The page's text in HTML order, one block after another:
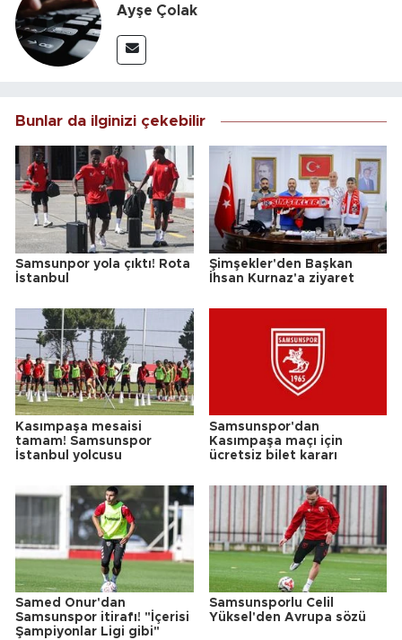
Ayşe Çolak
Bunlar da ilginizi çekebilir
Samsunpor yola çıktı! Rota
İstanbul
Şimşekler'den Başkan
İhsan Kurnaz'a ziyaret
Kasımpaşa mesaisi
tamam! Samsunspor
İstanbul yolcusu
Samsunspor'dan
Kasımpaşa maçı için
ücretsiz bilet kararı
Samed Onur'dan
Samsunspor itirafı! "İçerisi
Şampiyonlar Ligi gibi"
Samsunsporlu Celil
Yüksel'den Avrupa sözü